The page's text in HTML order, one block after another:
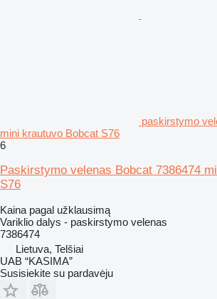
paskirstymo
mini krautuvo Bobcat S76
6
Paskirstymo velenas Bobcat 7386474
S76
Kaina pagal užklausimą
Variklio dalys - paskirstymo velenas
7386474
Lietuva, Telšiai
UAB “KASIMA”
Susisiekite su pardavėju